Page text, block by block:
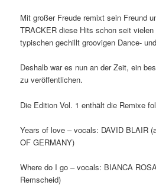
Mit großer Freude remixt sein Freund
TRACKER diese Hits schon seit vielen
typischen gechillt groovigen Dance-
Deshalb war es nun an der Zeit, ein
zu veröffentlichen.
Die Edition Vol. 1 enthält die Remixe
Years of love – vocals: DAVID BLAIR
OF GERMANY)
Where do I go – vocals: BIANCA
Remscheid)